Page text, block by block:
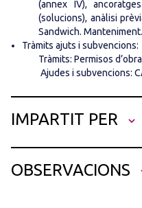
(annex IV),
(solucions), anàlisi
Sandwich. Manteniment.
Tràmits ajuts i subvencions:
Tràmits: Permisos
Ajudes i subvencions:
IMPARTIT PER
OBSERVACIONS